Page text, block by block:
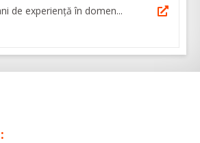
de experiență în domen...